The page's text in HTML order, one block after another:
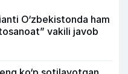
O‘zbekistonda ham
vakili javob